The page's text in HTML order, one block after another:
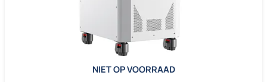
NIET OP VOORRAAD